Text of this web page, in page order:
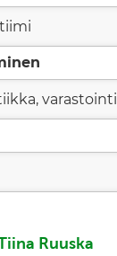
varastointi
Ruuska